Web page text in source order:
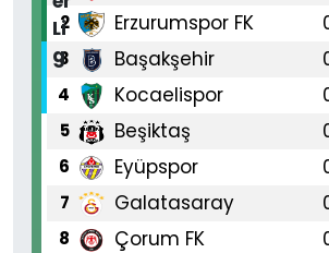
2 Erzurumspor FK
3 Başakşehir
4 Kocaelispor
5 Beşiktaş
6 Eyüpspor
7 Galatasaray
8 Çorum FK